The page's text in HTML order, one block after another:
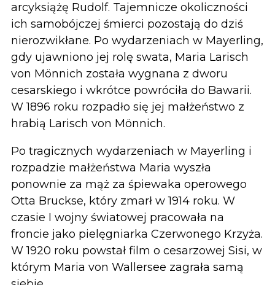
arcyksiążę Rudolf. Tajemnicze okoliczności
ich samobójczej śmierci pozostają do dziś
nierozwikłane. Po wydarzeniach w Mayerling,
gdy ujawniono jej rolę swata, Maria Larisch
von Mönnich została wygnana z dworu
cesarskiego i wkrótce powróciła do Bawarii.
W 1896 roku rozpadło się jej małżeństwo z
hrabią Larisch von Mönnich.
Po tragicznych wydarzeniach w Mayerling i
rozpadzie małżeństwa Maria wyszła
ponownie za mąż za śpiewaka operowego
Otta Bruckse, który zmarł w 1914 roku. W
czasie I wojny światowej pracowała na
froncie jako pielęgniarka Czerwonego Krzyża.
W 1920 roku powstał film o cesarzowej Sisi, w
którym Maria von Wallersee zagrała samą